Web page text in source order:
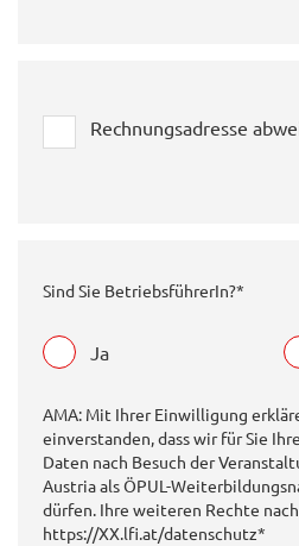
Rechnungsadresse
Sind Sie BetriebsführerIn?*
Ja
AMA: Mit Ihrer Einwilligung
einverstanden, dass wir für Sie
Daten nach Besuch der
Austria als ÖPUL-
dürfen. Ihre weiteren Rechte
https://XX.lfi.at/datenschutz*